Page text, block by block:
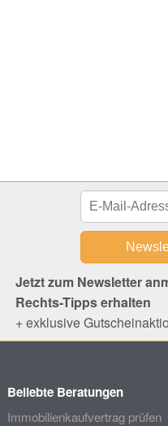
Jetzt zum Newsletter
Rechts-Tipps erhalten
+ exklusive
Beliebte Beratungen
Immobilienkaufvertrag prüfen